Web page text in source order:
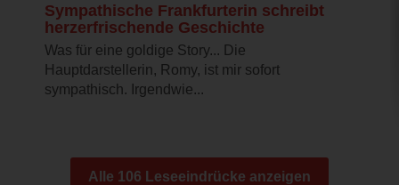
Sympathische Frankfurterin schreibt
herzerfrischende Geschichte
Was für eine goldige Story... Die
Hauptdarstellerin, Romy, ist mir sofort
sympathisch. Irgendwie...
Alle 106 Leseeindrücke anzeigen